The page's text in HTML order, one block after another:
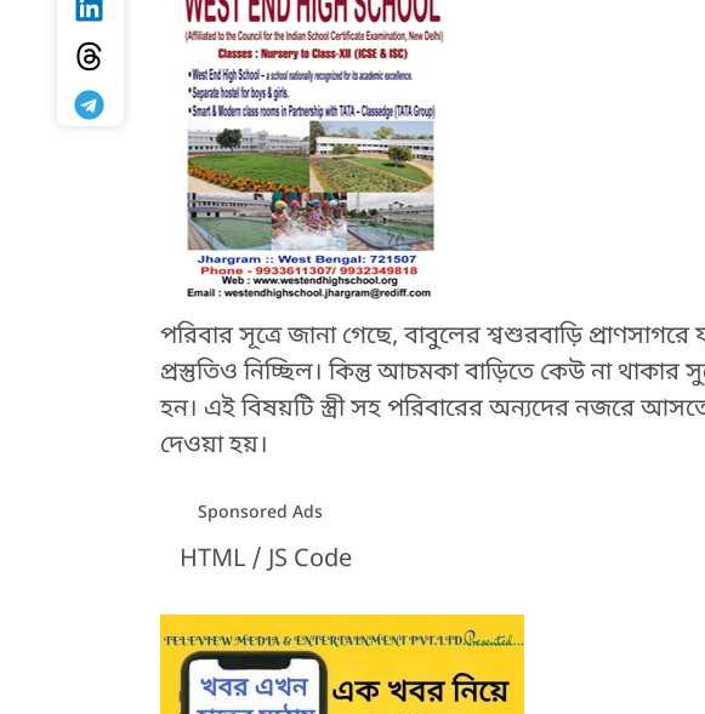
পরিবার সূত্রে জানা গেছে, বাবুলের শ্বশুরবাড়ি
প্রস্তুতিও নিচ্ছিল। কিন্তু আচমকা বাড়িতে কেউ না
হন। এই বিষয়টি স্ত্রী সহ পরিবারের অন্যদের নজরে
দেওয়া হয়।
Sponsored Ads
HTML / JS Code